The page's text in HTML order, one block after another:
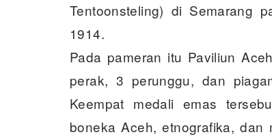
Tentoonsteling) di Semarang
1914.
Pada pameran itu Paviliun
perak, 3 perunggu, dan
Keempat medali emas
boneka Aceh, etnografika,